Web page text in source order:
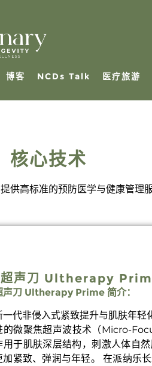
博客 NCDs Talk 医疗旅游
核心技术
供高标准的预防医学与健康管理
超声刀 Ultherapy
声刀 Ultherapy Prime 简介：
一代非侵入式紧致提升与肌肤年
的微聚焦超声波技术（Micro-
用于肌肤深层结构，刺激人体自
加紧致、弹润与年轻。 在派纳乐